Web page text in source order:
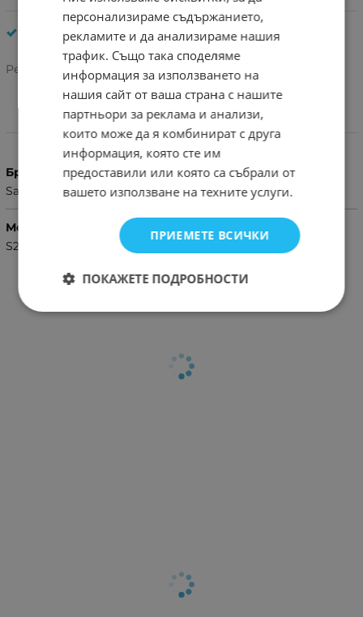
Силиконов гръб TP-40
Рейтинг:
Характеристики
Бранд
Samsung
Модел Телефон
S22
персонализираме съдържанието,
рекламите и да анализираме нашия
трафик. Също така споделяме
информация за използването на
нашия сайт от ваша страна с нашите
партньори за реклама и анализи,
които може да я комбинират с друга
информация, която сте им
предоставили или която са събрали от
вашето използване на техните услуги.
ПРИЕМЕТЕ ВСИЧКИ
ПОКАЖЕТЕ ПОДРОБНОСТИ